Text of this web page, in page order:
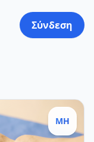
Σύνδεση
MH